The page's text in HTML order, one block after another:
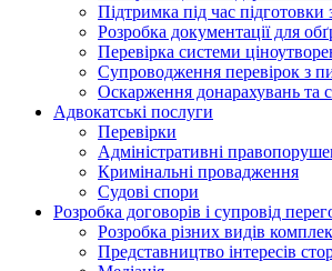
Підтримка під час підготовки
Розробка документації для
Перевірка системи
Супроводження перевірок з
Оскарження донарахувань та
Адвокатські послуги
Перевірки
Адміністративні
Кримінальні провадження
Судові спори
Розробка договорів і супровід
Розробка різних видів
Представництво інтересів